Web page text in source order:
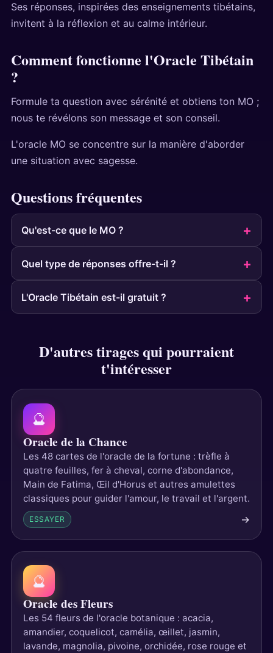
Ses réponses, inspirées des enseignements tibétains,
invitent à la réflexion et au calme intérieur.
Comment fonctionne l'Oracle Tibétain
?
Formule ta question avec sérénité et obtiens ton MO ;
nous te révélons son message et son conseil.
L'oracle MO se concentre sur la manière d'aborder
une situation avec sagesse.
Questions fréquentes
Qu'est-ce que le MO ?
Quel type de réponses offre-t-il ?
L'Oracle Tibétain est-il gratuit ?
D'autres tirages qui pourraient
t'intéresser
🔮
Oracle de la Chance
Les 48 cartes de l'oracle de la fortune : trèfle à
quatre feuilles, fer à cheval, corne d'abondance,
Main de Fatima, Œil d'Horus et autres amulettes
classiques pour guider l'amour, le travail et l'argent.
ESSAYER →
🔮
Oracle des Fleurs
Les 54 fleurs de l'oracle botanique : acacia,
amandier, coquelicot, camélia, œillet, jasmin,
lavande, magnolia, pivoine, orchidée, rose rouge et